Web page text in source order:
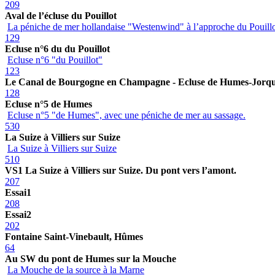
209
Aval de l’écluse du Pouillot
La péniche de mer hollandaise "Westenwind" à l’approche du
129
Ecluse n°6 du du Pouillot
Ecluse n°6 "du Pouillot"
123
Le Canal de Bourgogne en Champagne - Ecluse de Humes-
128
Ecluse n°5 de Humes
Ecluse n°5 "de Humes", avec une péniche de mer au sassage.
530
La Suize à Villiers sur Suize
La Suize à Villiers sur Suize
510
VS1 La Suize à Villiers sur Suize. Du pont vers l’amont.
207
Essai1
208
Essai2
202
Fontaine Saint-Vinebault, Hûmes
64
Au SW du pont de Humes sur la Mouche
La Mouche de la source à la Marne